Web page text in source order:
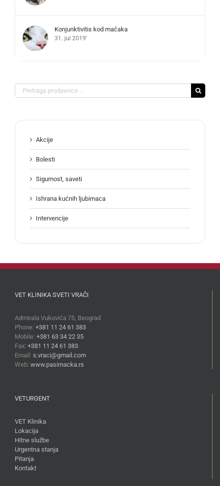
Konjunktivitis kod mačaka
31. jul 2019'
Search
for:
Akcije
Bolesti
Sigurnost, saveti
Ishrana kućnih ljubimaca
Intervencije
VET KLINIKA SVETI VRAČI
Admirala Vukovića 75, Beograd
Phone: +381 11 24 61 383
Mobile: +381 63 34 22 35
Fax: +381 11 24 61 383
Email: s.vraci@gmail.com
Web: www.pasimacka.rs
VETURGENT
VET Klinika
Lokacija
Hitne službe
Urgentna stanja
Pitanja
Kontakt